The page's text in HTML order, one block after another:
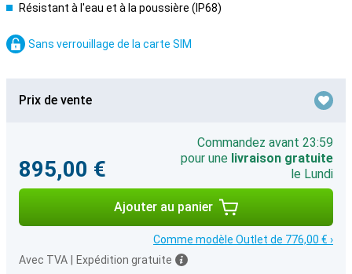
Résistant à l'eau et à la poussière (IP68)
Sans verrouillage de la carte SIM
Prix de vente
895,00 €
Commandez avant 23:59
pour une livraison gratuite
le Lundi
Ajouter au panier
Comme modèle Outlet de 776,00 € ›
Avec TVA
Expédition gratuite